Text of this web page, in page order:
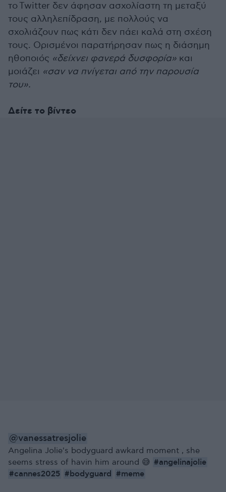
το Twitter δεν άφησαν ασχολίαστη τη μεταξύ
τους αλληλεπίδραση, με πολλούς να
σχολιάζουν πως κάτι δεν πάει καλά στη σχέση
τους. Ορισμένοι παρατήρησαν πως η διάσημη
ηθοποιός «δείχνει φανερά δυσφορία» και
μοιάζει «σαν να πνίγεται από την παρουσία
του».
Δείτε το βίντεο
@vanessatresjolie
Angelina Jolie's bodyguard awkard moment , she
seems stress of havin him around 😅 #angelinajolie
#cannes2025 #bodyguard #meme